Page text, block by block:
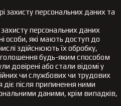
захисту персональних даних та
персональних даних
особи, які мають доступ до
здійснюють їх обробку,
будь-яким способом
довірені або стали відомі у
чи службових чи трудових
діє після припинення ними
даними, крім випадків,